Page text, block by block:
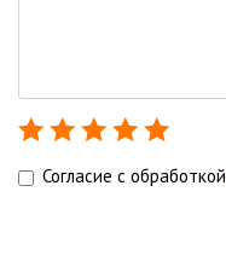
Согласие с обработкой